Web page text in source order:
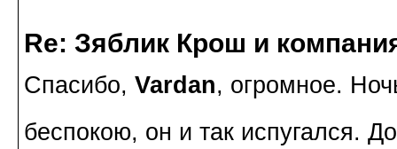
Re: Зяблик Крош и
Спасибо, Vardan, огромное.
беспокою, он и так испугался.